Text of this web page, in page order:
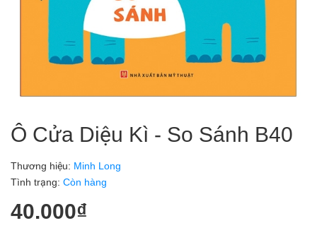
Ô Cửa Diệu Kì - So Sánh B40
Thương hiệu: Minh Long
Tình trạng: Còn hàng
40.000₫